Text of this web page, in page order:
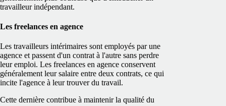
travailleur indépendant.
Les freelances en agence
Les travailleurs intérimaires sont employés par une
agence et passent d'un contrat à l'autre sans perdre
leur emploi. Les freelances en agence conservent
généralement leur salaire entre deux contrats, ce qui
incite l'agence à leur trouver du travail.
Cette dernière contribue à maintenir la qualité du